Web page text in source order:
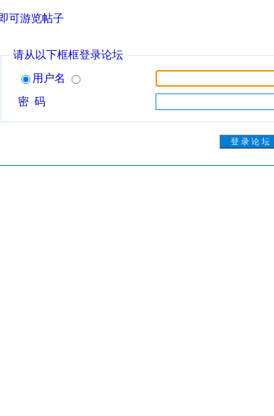
可游览帖子
请从以下框框登录论坛
用户名
密 码